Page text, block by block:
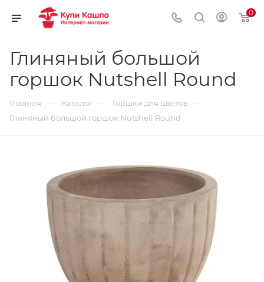
0
Глиняный большой
горшок Nutshell Round
Главная — Каталог — Горшки для цветов —
Глиняный большой горшок Nutshell Round